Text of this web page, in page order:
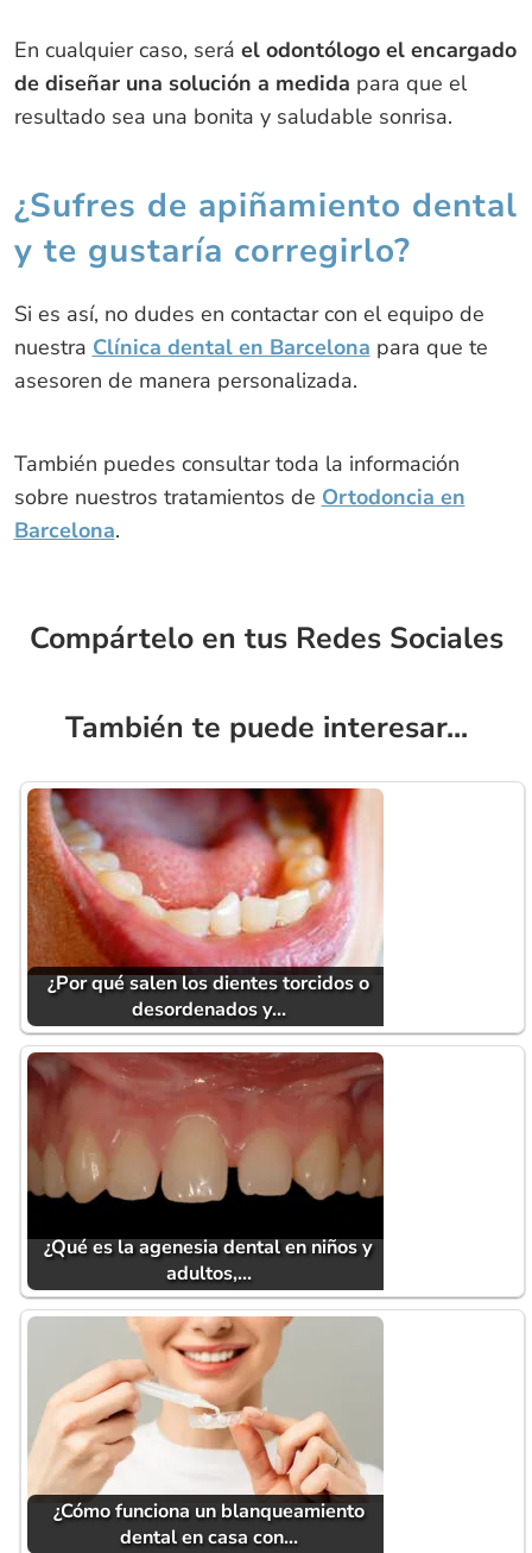
En cualquier caso, será el odontólogo el encargado
de diseñar una solución a medida para que el
resultado sea una bonita y saludable sonrisa.
¿Sufres de apiñamiento dental
y te gustaría corregirlo?
Si es así, no dudes en contactar con el equipo de
nuestra Clínica dental en Barcelona para que te
asesoren de manera personalizada.
También puedes consultar toda la información
sobre nuestros tratamientos de Ortodoncia en
Barcelona.
Compártelo en tus Redes Sociales
También te puede interesar...
¿Por qué salen los dientes torcidos o
desordenados y…
¿Qué es la agenesia dental en niños y
adultos,…
¿Cómo funciona un blanqueamiento
dental en casa con…